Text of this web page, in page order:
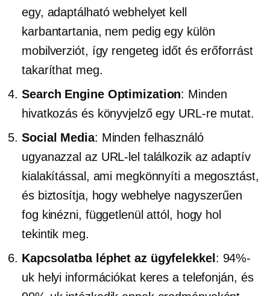
egy, adaptálható webhelyet kell
karbantartania, nem pedig egy külön
mobilverziót, így rengeteg időt és erőforrást
takaríthat meg.
Search Engine Optimization: Minden
hivatkozás és könyvjelző egy URL-re mutat.
Social Media: Minden felhasználó
ugyanazzal az URL-lel találkozik az adaptív
kialakítással, ami megkönnyíti a megosztást,
és biztosítja, hogy webhelye nagyszerűen
fog kinézni, függetlenül attól, hogy hol
tekintik meg.
Kapcsolatba léphet az ügyfelekkel : 94%-
uk helyi információkat keres a telefonján, és